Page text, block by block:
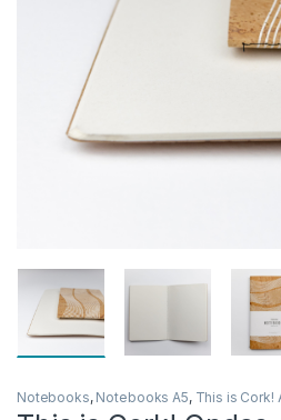
Notebooks, Notebooks A5, This is Cork!